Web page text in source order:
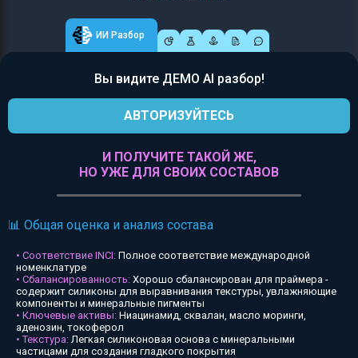
ИИ Разбор
Вы видите ДЕМО AI разбор!
АВТОРИЗУЙТЕСЬ
И ПОЛУЧИТЕ ТАКОЙ ЖЕ,
НО УЖЕ ДЛЯ СВОИХ СОСТАВОВ
📊 Общая оценка и анализ состава
• Соответствие INCI: Полное соответствие международной
номенклатуре
• Сбалансированность: Хорошо сбалансирован для праймера -
содержит силиконы для выравнивания текстуры, увлажняющие
компоненты и минеральные пигменты
• Ключевые активы: Ниацинамид, сквалан, масло моринги,
аденозин, токоферол
• Текстура:Легкая силиконовая основа с минеральными
частицами для создания гладкого покрытия